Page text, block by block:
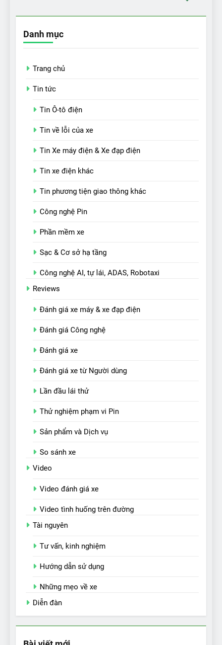
Danh mục
Trang chủ
Tin tức
Tin Ô-tô điện
Tin về lỗi của xe
Tin Xe máy điện & Xe đạp điện
Tin xe điện khác
Tin phương tiện giao thông khác
Công nghệ Pin
Phần mềm xe
Sạc & Cơ sở hạ tầng
Công nghệ AI, tự lái, ADAS, Robotaxi
Reviews
Đánh giá xe máy & xe đạp điện
Đánh giá Công nghệ
Đánh giá xe
Đánh giá xe từ Người dùng
Lần đầu lái thử
Thử nghiệm phạm vi Pin
Sản phẩm và Dịch vụ
So sánh xe
Video
Video đánh giá xe
Video tình huống trên đường
Tài nguyên
Tư vấn, kinh nghiệm
Hướng dẫn sử dụng
Những mẹo về xe
Diễn đàn